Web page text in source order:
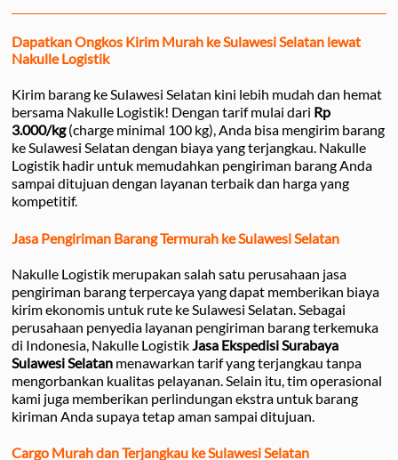
Dapatkan Ongkos Kirim Murah ke Sulawesi Selatan lewat
Nakulle Logistik
Kirim barang ke Sulawesi Selatan kini lebih mudah dan hemat
bersama Nakulle Logistik! Dengan tarif mulai dari Rp
3.000/kg(charge minimal 100 kg), Anda bisa mengirim barang
ke Sulawesi Selatan dengan biaya yang terjangkau. Nakulle
Logistik hadir untuk memudahkan pengiriman barang Anda
sampai ditujuan dengan layanan terbaik dan harga yang
kompetitif.
Jasa Pengiriman Barang Termurah ke Sulawesi Selatan
Nakulle Logistik merupakan salah satu perusahaan jasa
pengiriman barang terpercaya yang dapat memberikan biaya
kirim ekonomis untuk rute ke Sulawesi Selatan. Sebagai
perusahaan penyedia layanan pengiriman barang terkemuka
di Indonesia, Nakulle LogistikJasa Ekspedisi Surabaya
Sulawesi Selatan menawarkan tarif yang terjangkau tanpa
mengorbankan kualitas pelayanan. Selain itu, tim operasional
kami juga memberikan perlindungan ekstra untuk barang
kiriman Anda supaya tetap aman sampai ditujuan.
Cargo Murah dan Terjangkau ke Sulawesi Selatan